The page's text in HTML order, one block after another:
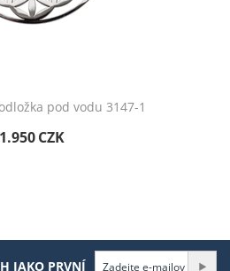
pod vodu 3147-1
1.950CZK
JAKO PRVNÍ